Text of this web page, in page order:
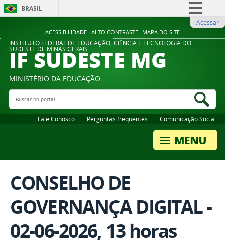
ACESSIBILIDADE ALTO CONTRASTE MAPA DO SITE
BRASIL
Comunica BR
Participe
Legislação
Acessar
INSTITUTO FEDERAL DE EDUCAÇÃO, CIÊNCIA E TECNOLOGIA DO
SUDESTE DE MINAS GERAIS
IF SUDESTE MG
MINISTÉRIO DA EDUCAÇÃO
Buscar no portal
Fale Conosco Perguntas frequentes Comunicação Social
CONSELHO DE
GOVERNANÇA DIGITAL -
02-06-2026, 13 horas